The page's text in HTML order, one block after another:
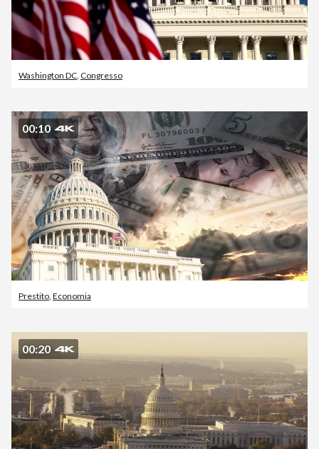
Washington DC Congresso
00:10
Prestito Economia
00:20